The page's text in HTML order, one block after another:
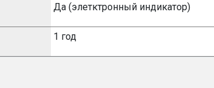
Да (элетктронный индикатор)
1 год